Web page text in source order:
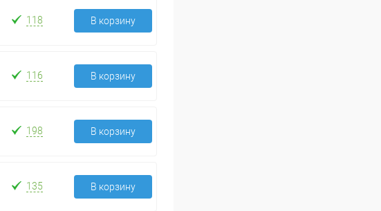
118 В корзину
116 В корзину
198 В корзину
135 В корзину